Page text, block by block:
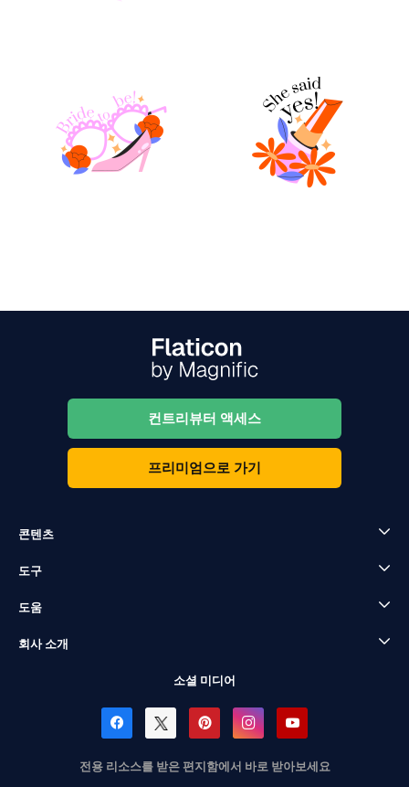
컨트리뷰터 액세스
프리미엄으로 가기
콘텐츠
도구
도움
회사 소개
소셜 미디어
전용 리소스를 받은 편지함에서 바로 받아보세요